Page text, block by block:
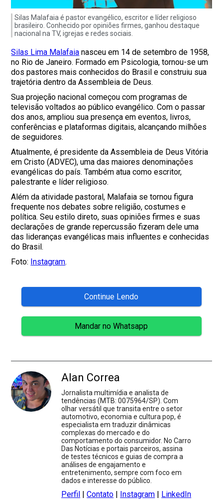
Silas Malafaia é pastor evangélico, escritor e líder religioso
brasileiro. Conhecido por opiniões firmes, ganhou destaque
nacional na TV, igrejas e redes sociais.
Silas Lima Malafaia nasceu em 14 de setembro de 1958,
no Rio de Janeiro. Formado em Psicologia, tornou-se um
dos pastores mais conhecidos do Brasil e construiu sua
trajetória dentro da Assembleia de Deus.
Sua projeção nacional começou com programas de
televisão voltados ao público evangélico. Com o passar
dos anos, ampliou sua presença em eventos, livros,
conferências e plataformas digitais, alcançando milhões
de seguidores.
Atualmente, é presidente da Assembleia de Deus Vitória
em Cristo (ADVEC), uma das maiores denominações
evangélicas do país. Também atua como escritor,
palestrante e líder religioso.
Além da atividade pastoral, Malafaia se tornou figura
frequente nos debates sobre religião, costumes e
política. Seu estilo direto, suas opiniões firmes e suas
declarações de grande repercussão fizeram dele uma
das lideranças evangélicas mais influentes e conhecidas
do Brasil.
Foto: Instagram.
Continue Lendo
Mandar no Whatsapp
Alan Correa
Jornalista multimídia e analista de
tendências (MTB: 0075964/SP). Com
olhar versátil que transita entre o setor
automotivo, economia e cultura pop, é
especialista em traduzir dinâmicas
complexas do mercado e do
comportamento do consumidor. No Carro
Das Notícias e portais parceiros, assina
de testes técnicos e guias de compra a
análises de engajamento e
entretenimento, sempre com foco em
dados e interesse do público.
Perfil |Contato Instagram LinkedIn